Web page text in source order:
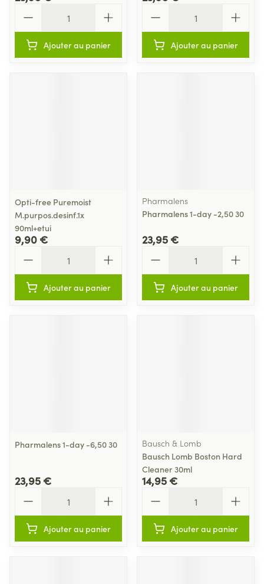
Ajouter au panier Ajouter au panier
Opti-free Puremoist
M.purpos.desinf.1x
90ml+etui
9,90 €
Ajouter au panier
Pharmalens
Pharmalens 1-day -2,50 30
23,95 €
Ajouter au panier
Pharmalens 1-day -6,50 30
23,95 €
Ajouter au panier
Bausch & Lomb
Bausch Lomb Boston Hard
Cleaner 30ml
14,95 €
Ajouter au panier